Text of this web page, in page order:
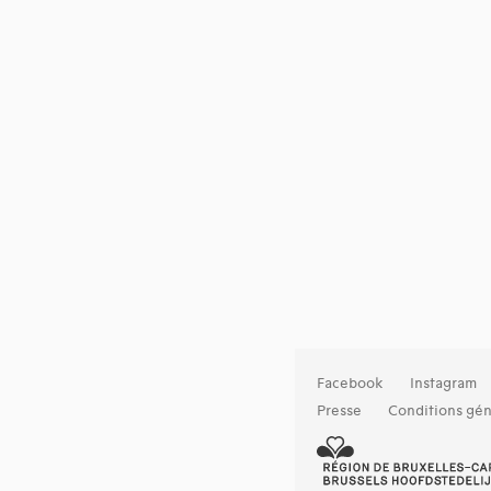
Facebook
Instagram
Presse
Conditions